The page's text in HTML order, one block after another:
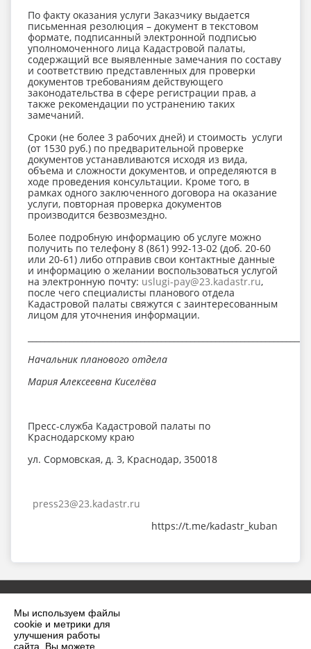
Мы используем файлы
cookie и метрики для
улучшения работы
сайта. Вы можете
По факту оказания услуги Заказчику выдается
письменная резолюция – документ в текстовом
формате, подписанный электронной подписью
уполномоченного лица Кадастровой палаты,
содержащий все выявленные замечания по составу
и соответствию представленных для проверки
документов требованиям действующего
законодательства в сфере регистрации прав, а
также рекомендации по устранению таких
замечаний.
Сроки (не более 3 рабочих дней) и стоимость услуги
(от 1530 руб.) по предварительной проверке
документов устанавливаются исходя из вида,
объема и сложности документов, и определяются в
ходе проведения консультации. Кроме того, в
рамках одного заключенного договора на оказание
услуги, повторная проверка документов
производится безвозмездно.
Более подробную информацию об услуге можно
получить по телефону 8 (861) 992-13-02 (доб. 20-60
или 20-61) либо отправив свои контактные данные
и информацию о желании воспользоваться услугой
на электронную почту: uslugi-pay@23.kadastr.ru,
после чего специалисты планового отдела
Кадастровой палаты свяжутся с заинтересованным
лицом для уточнения информации.
Начальник планового отдела
Мария Алексеевна Киселёва
Пресс-служба Кадастровой палаты по
Краснодарскому краю
ул. Сормовская, д. 3, Краснодар, 350018
press23@23.kadastr.ru
https://t.me/kadastr_kuban